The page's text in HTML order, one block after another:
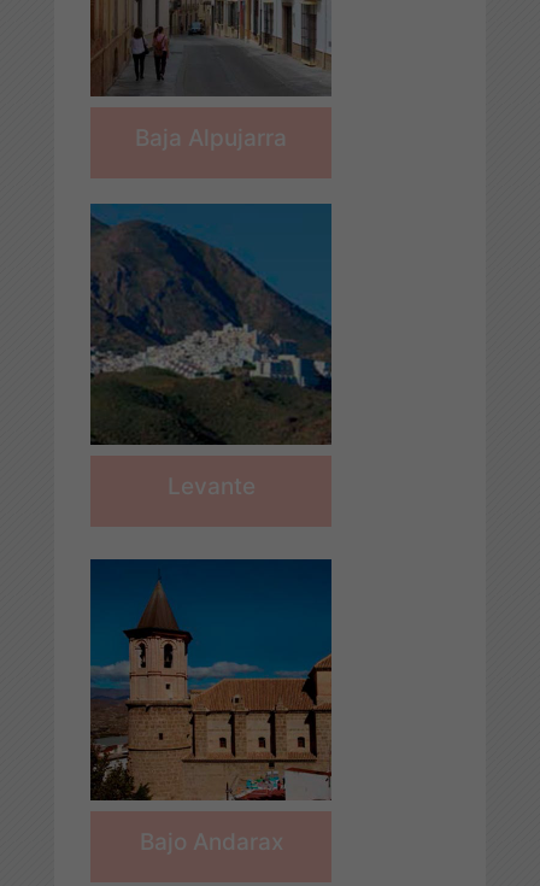
Baja Alpujarra
Levante
Bajo Andarax